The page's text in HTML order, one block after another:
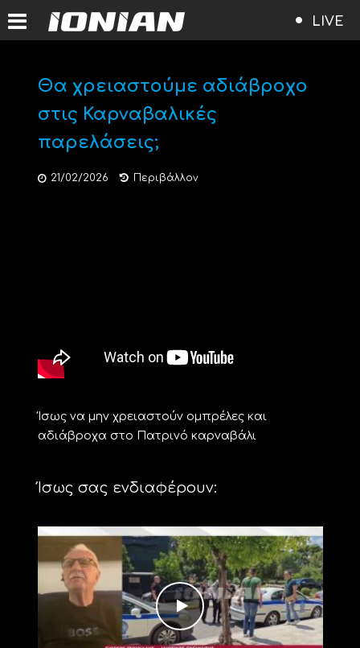
LIVE
Θα χρειαστούμε αδιάβροχο
στις Καρναβαλικές
παρελάσεις;
21/02/2026 Περιβάλλον
Ίσως να μην χρειαστούν ομπρέλες και
αδιάβροχα στο Πατρινό καρναβάλι
Ίσως σας ενδιαφέρουν: